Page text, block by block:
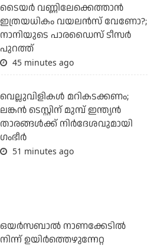
ടൈയര്‍ വണ്ണിലേക്കെത്താന്‍
ഇത്രയധികം വയലന്‍സ് വേണോ?;
നാനിയുടെ പാരഡൈസ് ടീസര്‍
പുറത്ത്
45 minutes ago
വെല്ലുവിളികള്‍ മറികടക്കണം;
ലങ്കന്‍ ടെസ്റ്റിന് മുമ്പ് ഇന്ത്യന്‍
താരങ്ങള്‍ക്ക് നിര്‍ദേശവുമായി
ഗംഭീര്‍
51 minutes ago
ഒയര്‍സബാൽ നാണക്കേടിൽ
നിന്ന് ഉയിർത്തെഴുന്നേറ്റ